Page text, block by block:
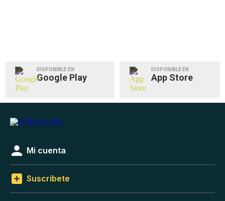
DISPONIBLE EN
Google Play
DISPONIBLE EN
App Store
Mi cuenta
Suscríbete